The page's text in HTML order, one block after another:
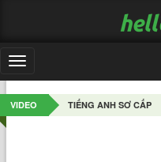
Toggle
navigation
VIDEO TIẾNG ANH SƠ CẤP